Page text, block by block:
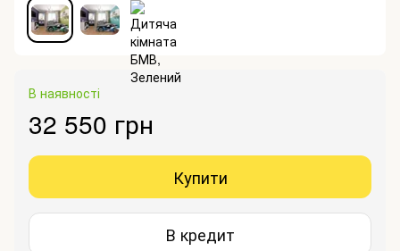
В наявності
32 550 грн
Купити
В кредит